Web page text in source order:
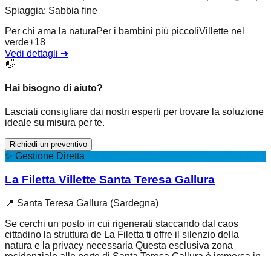
Spiaggia: Sabbia fine
Per chi ama la naturaPer i bambini più piccoliVillette nel
verde+18
Vedi dettagli ➔
👋
Hai bisogno di aiuto?
Lasciati consigliare dai nostri esperti per trovare la soluzione
ideale su misura per te.
Richiedi un preventivo
✨ Gestione Diretta
La Filetta Villette Santa Teresa Gallura
📍 Santa Teresa Gallura (Sardegna)
Se cerchi un posto in cui rigenerati staccando dal caos
cittadino la struttura de La Filetta ti offre il silenzio della
natura e la privacy necessaria Questa esclusiva zona